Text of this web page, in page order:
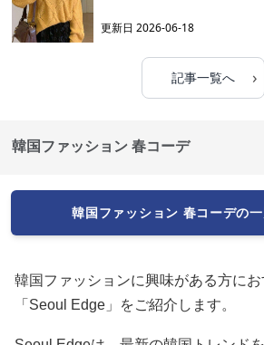
更新日2026-06-18
記事一覧へ ›
韓国ファッション 春コーデ
韓国ファッション 春コーデの
韓国ファッションに興味がある方に
「Seoul Edge」をご紹介します。